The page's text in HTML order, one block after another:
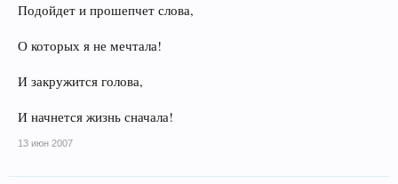
Подойдет и прошепчет слова,
О которых я не мечтала!
И закружится голова,
И начнется жизнь сначала!
13 июн 2007